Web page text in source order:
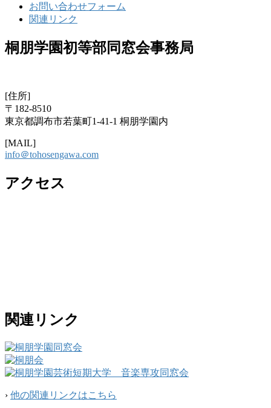
お問い合わせフォーム
関連リンク
桐朋学園初等部同窓会事務局
[住所]
〒182-8510
東京都調布市若葉町1-41-1 桐朋学園内
[MAIL]
info＠tohosengawa.com
アクセス
関連リンク
› 他の関連リンクはこちら